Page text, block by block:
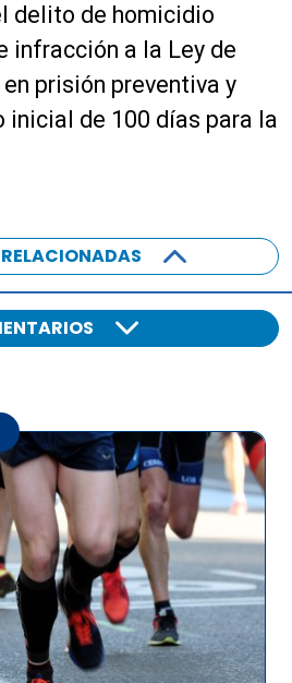
delito de homicidio
infracción a la Ley de
prisión preventiva y
inicial de 100 días para la